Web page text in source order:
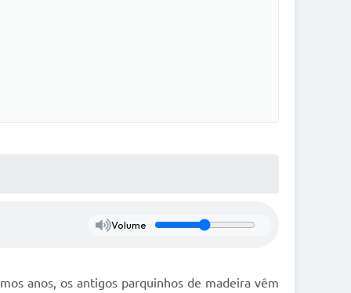
Volume
anos, os antigos parquinhos de madeira vêm